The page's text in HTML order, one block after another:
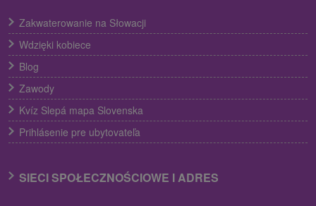
Zakwaterowanie na Słowacji
Wdzięki kobiece
Blog
Zawody
Kvíz Slepá mapa Slovenska
Prihlásenie pre ubytovateľa
SIECI SPOŁECZNOŚCIOWE I ADRES